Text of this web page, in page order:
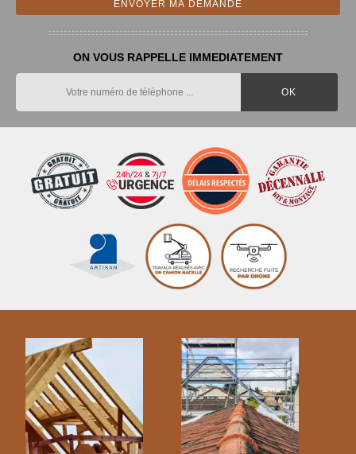
ON VOUS RAPPELLE IMMEDIATEMENT